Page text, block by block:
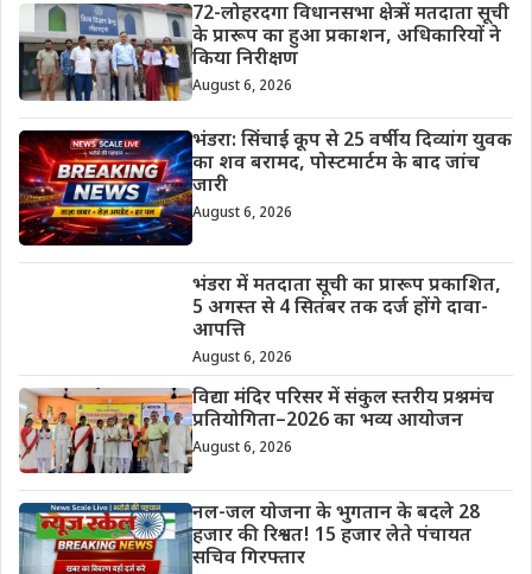
72-लोहरदगा विधानसभा क्षेत्र में मतदाता सूची
के प्रारूप का हुआ प्रकाशन, अधिकारियों ने
किया निरीक्षण
August 6, 2026
भंडरा: सिंचाई कूप से 25 वर्षीय दिव्यांग युवक
का शव बरामद, पोस्टमार्टम के बाद जांच
जारी
August 6, 2026
भंडरा में मतदाता सूची का प्रारूप प्रकाशित,
5 अगस्त से 4 सितंबर तक दर्ज होंगे दावा-
आपत्ति
August 6, 2026
विद्या मंदिर परिसर में संकुल स्तरीय प्रश्नमंच
प्रतियोगिता–2026 का भव्य आयोजन
August 6, 2026
नल-जल योजना के भुगतान के बदले 28
हजार की रिश्वत! 15 हजार लेते पंचायत
सचिव गिरफ्तार